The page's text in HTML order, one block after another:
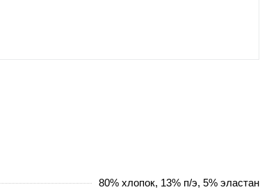
80% хлопок, 13% п/э, 5% эластан